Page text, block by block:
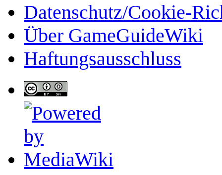
Datenschutz/Cookie-
Über GameGuideWiki
Haftungsausschluss